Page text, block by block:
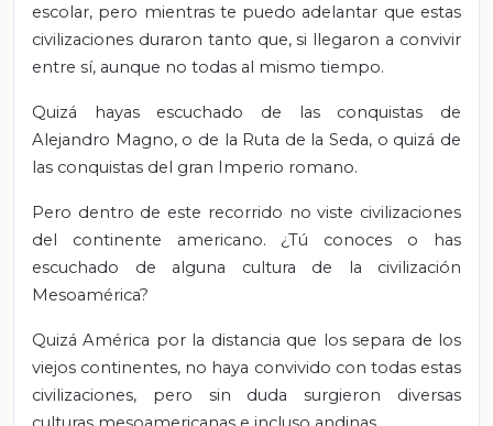
escolar, pero mientras te puedo adelantar que estas
civilizaciones duraron tanto que, si llegaron a convivir
entre sí, aunque no todas al mismo tiempo.
Quizá hayas escuchado de las conquistas de
Alejandro Magno, o de la Ruta de la Seda, o quizá de
las conquistas del gran Imperio romano.
Pero dentro de este recorrido no viste civilizaciones
del continente americano. ¿Tú conoces o has
escuchado de alguna cultura de la civilización
Mesoamérica?
Quizá América por la distancia que los separa de los
viejos continentes, no haya convivido con todas estas
civilizaciones, pero sin duda surgieron diversas